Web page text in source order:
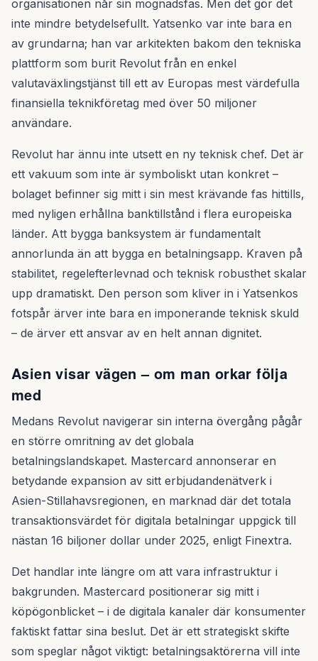
organisationen når sin mognadsfas. Men det gör det
inte mindre betydelsefullt. Yatsenko var inte bara en
av grundarna; han var arkitekten bakom den tekniska
plattform som burit Revolut från en enkel
valutaväxlingstjänst till ett av Europas mest värdefulla
finansiella teknikföretag med över 50 miljoner
användare.
Revolut har ännu inte utsett en ny teknisk chef. Det är
ett vakuum som inte är symboliskt utan konkret –
bolaget befinner sig mitt i sin mest krävande fas hittills,
med nyligen erhållna banktillstånd i flera europeiska
länder. Att bygga banksystem är fundamentalt
annorlunda än att bygga en betalningsapp. Kraven på
stabilitet, regelefterlevnad och teknisk robusthet skalar
upp dramatiskt. Den person som kliver in i Yatsenkos
fotspår ärver inte bara en imponerande teknisk skuld
– de ärver ett ansvar av en helt annan dignitet.
Asien visar vägen – om man orkar följa
med
Medans Revolut navigerar sin interna övergång pågår
en större omritning av det globala
betalningslandskapet. Mastercard annonserar en
betydande expansion av sitt erbjudandenätverk i
Asien-Stillahavsregionen, en marknad där det totala
transaktionsvärdet för digitala betalningar uppgick till
nästan 16 biljoner dollar under 2025, enligt Finextra.
Det handlar inte längre om att vara infrastruktur i
bakgrunden. Mastercard positionerar sig mitt i
köpögonblicket – i de digitala kanaler där konsumenter
faktiskt fattar sina beslut. Det är ett strategiskt skifte
som speglar något viktigt: betalningsaktörerna vill inte